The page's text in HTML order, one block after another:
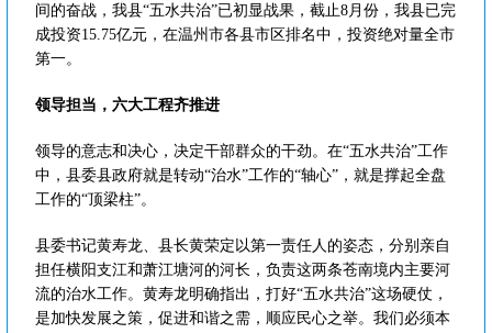
间的奋战，我县“五水共治”已初显战果，截止8月份，我县已完
成投资15.75亿元，在温州市各县市区排名中，投资绝对量全市
第一。
领导担当，六大工程齐推进
领导的意志和决心，决定干部群众的干劲。在“五水共治”工作
中，县委县政府就是转动“治水”工作的“轴心”，就是撑起全盘
工作的“顶梁柱”。
县委书记黄寿龙、县长黄荣定以第一责任人的姿态，分别亲自
担任横阳支江和萧江塘河的河长，负责这两条苍南境内主要河
流的治水工作。黄寿龙明确指出，打好“五水共治”这场硬仗，
是加快发展之策，促进和谐之需，顺应民心之举。我们必须本